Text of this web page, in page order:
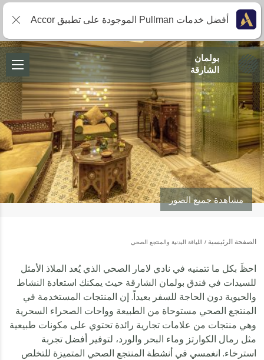
مشاهدة جميع الصور
الصفحة الرئيسية اللياقة البدنية والمنتجع الصحي
احظَ بكل ما تتمنيه في نادي لامار الصحي الذي يُعد الملاذ الأمثل
للسيدات في فندق بولمان الشارقة حيث يمكنك استعادة النشاط
والحيوية دون الحاجة للسفر بعيداً. إن المنتجات المستخدمة في
المنتجع الصحي مستوحاة من الطبيعة وواحات الصحراء السحرية
وهي منتجات من علامات تجارية رائدة تحتوي على مكونات طبيعية
مثل رمال الكوارتز وماء البحر والورد، لتوفير أفضل تجربة
استرخاء. انغمسي في أنشطة المنتجع الصحي المتميزة للتخلص
بولمان
الشارقة
أفضل خدمات Pullman الموجودة على تطبيق Accor